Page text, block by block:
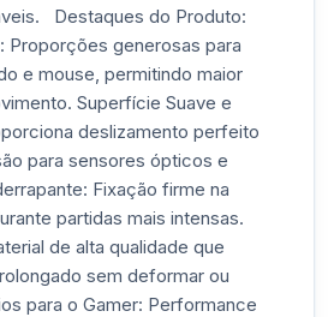
Destaques do Produto:
Proporções generosas para
e mouse, permitindo maior
Superfície Suave e
deslizamento perfeito
para sensores ópticos e
Fixação firme na
partidas mais intensas.
de alta qualidade que
sem deformar ou
para o Gamer: Performance